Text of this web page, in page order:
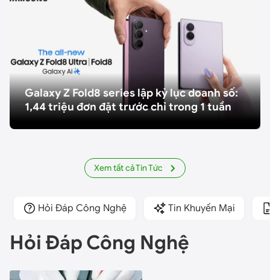
Galaxy Z Fold8 series lập kỷ lục doanh số:
1,44 triệu đơn đặt trước chỉ trong 1 tuần
Xem tất cả Tin Tức
Hỏi Đáp Công Nghệ Tin Khuyến Mại
Hỏi Đáp Công Nghệ